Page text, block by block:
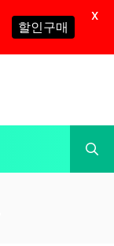
할인구매
X